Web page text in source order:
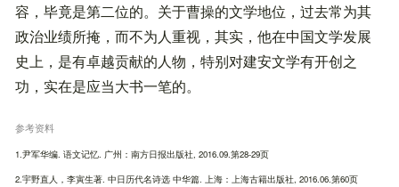
容，毕竟是第二位的。关于曹操的文学地位，过去常为其
政治业绩所掩，而不为人重视，其实，他在中国文学发展
史上，是有卓越贡献的人物，特别对建安文学有开创之
功，实在是应当大书一笔的。
参考资料
1.尹军华编. 语文记忆. 广州：南方日报出版社, 2016.09.第28-29页
2.宇野直人，李寅生著. 中日历代名诗选 中华篇. 上海：上海古籍出版社, 2016.06.第60页